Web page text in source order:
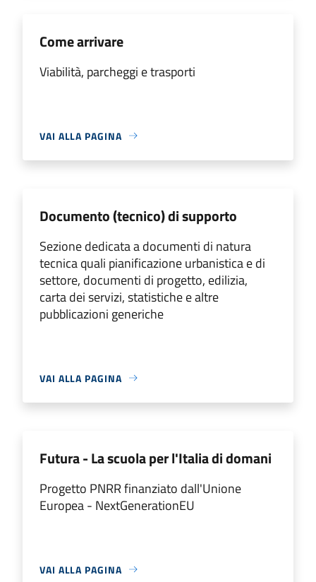
Come arrivare
Viabilità, parcheggi e trasporti
VAI ALLA PAGINA
Documento (tecnico) di supporto
Sezione dedicata a documenti di natura
tecnica quali pianificazione urbanistica e di
settore, documenti di progetto, edilizia,
carta dei servizi, statistiche e altre
pubblicazioni generiche
VAI ALLA PAGINA
Futura - La scuola per l'Italia di domani
Progetto PNRR finanziato dall'Unione
Europea - NextGenerationEU
VAI ALLA PAGINA